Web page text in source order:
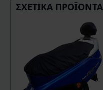
ΣΧΕΤΙΚΆ ΠΡΟΪΌΝΤΑ